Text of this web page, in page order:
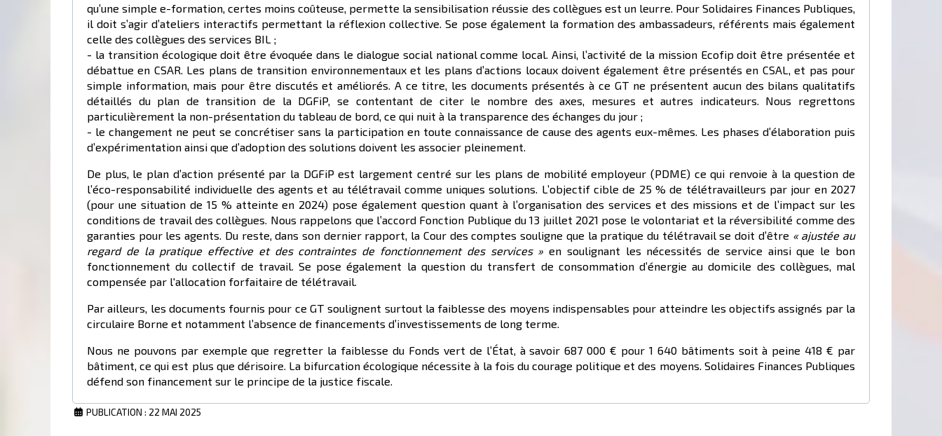
qu’une simple e-formation, certes moins coûteuse, permette la sensibilisation réussie des collègues est un leurre. Pour Solidaires Finances Publiques,
il doit s’agir d’ateliers interactifs permettant la réflexion collective. Se pose également la formation des ambassadeurs, référents mais également
celle des collègues des services BIL ;
- la transition écologique doit être évoquée dans le dialogue social national comme local. Ainsi, l’activité de la mission Ecofip doit être présentée et
débattue en CSAR. Les plans de transition environnementaux et les plans d’actions locaux doivent également être présentés en CSAL, et pas pour
simple information, mais pour être discutés et améliorés. A ce titre, les documents présentés à ce GT ne présentent aucun des bilans qualitatifs
détaillés du plan de transition de la DGFiP, se contentant de citer le nombre des axes, mesures et autres indicateurs. Nous regrettons
particulièrement la non-présentation du tableau de bord, ce qui nuit à la transparence des échanges du jour ;
- le changement ne peut se concrétiser sans la participation en toute connaissance de cause des agents eux-mêmes. Les phases d’élaboration puis
d’expérimentation ainsi que d’adoption des solutions doivent les associer pleinement.
De plus, le plan d’action présenté par la DGFiP est largement centré sur les plans de mobilité employeur (PDME) ce qui renvoie à la question de
l’éco-responsabilité individuelle des agents et au télétravail comme uniques solutions. L’objectif cible de 25 % de télétravailleurs par jour en 2027
(pour une situation de 15 % atteinte en 2024) pose également question quant à l’organisation des services et des missions et de l’impact sur les
conditions de travail des collègues. Nous rappelons que l’accord Fonction Publique du 13 juillet 2021 pose le volontariat et la réversibilité comme des
garanties pour les agents. Du reste, dans son dernier rapport, la Cour des comptes souligne que la pratique du télétravail se doit d’être « ajustée au
regard de la pratique effective et des contraintes de fonctionnement des services » en soulignant les nécessités de service ainsi que le bon
fonctionnement du collectif de travail. Se pose également la question du transfert de consommation d’énergie au domicile des collègues, mal
compensée par l'allocation forfaitaire de télétravail.
Par ailleurs, les documents fournis pour ce GT soulignent surtout la faiblesse des moyens indispensables pour atteindre les objectifs assignés par la
circulaire Borne et notamment l’absence de financements d’investissements de long terme.
Nous ne pouvons par exemple que regretter la faiblesse du Fonds vert de l’État, à savoir 687 000 € pour 1 640 bâtiments soit à peine 418 € par
bâtiment, ce qui est plus que dérisoire. La bifurcation écologique nécessite à la fois du courage politique et des moyens. Solidaires Finances Publiques
défend son financement sur le principe de la justice fiscale.
PUBLICATION : 22 MAI 2025